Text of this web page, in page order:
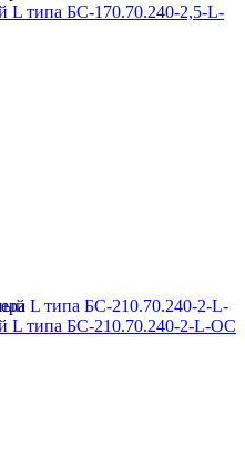
L типа БС-170.70.240-2,5-L-
L типа БС-210.70.240-2-L-ОС